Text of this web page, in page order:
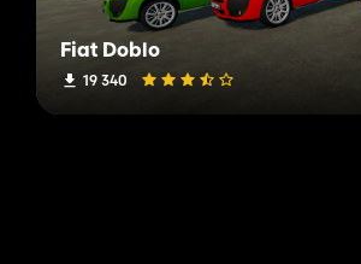
Fiat Doblo
19 340